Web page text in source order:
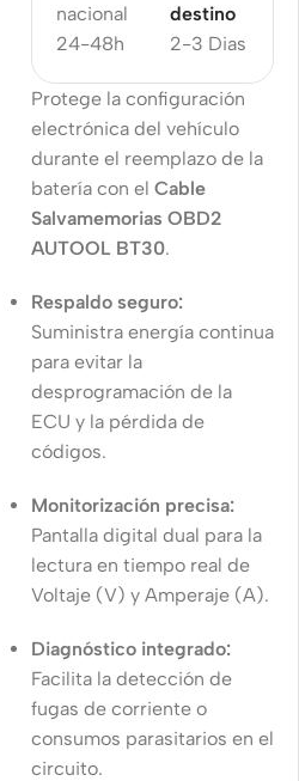
nacional
24-48h
2-3 Dias
destino
Protege la configuración
electrónica del vehículo
durante el reemplazo de la
batería con el Cable
Salvamemorias OBD2
AUTOOL BT30.
Respaldo seguro:
Suministra energía continua
para evitar la
desprogramación de la
ECU y la pérdida de
códigos.
Monitorización precisa:
Pantalla digital dual para la
lectura en tiempo real de
Voltaje (V) y Amperaje (A).
Diagnóstico integrado:
Facilita la detección de
fugas de corriente o
consumos parasitarios en el
circuito.